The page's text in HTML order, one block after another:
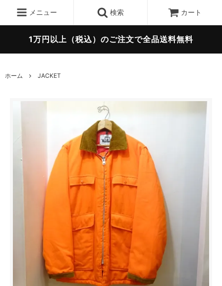
メニュー 検索 カート
1万円以上（税込）のご注文で全品送料無料
ホーム JACKET